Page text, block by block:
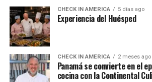
CHECK IN AMERICA 5 días ago
Experiencia del Huésped
CHECK IN AMERICA 2 meses ago
Panamá se convierte en el
cocina con la Continental